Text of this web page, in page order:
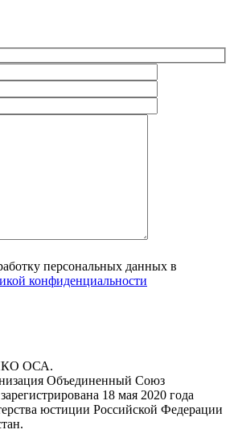
персональных данных в
конфиденциальности
ОСА.
Объединенный Союз
18 мая 2020 года
юстиции Российской Федерации